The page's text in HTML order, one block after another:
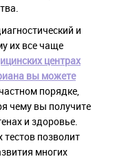
и
их все чаще
центрах
вы можете
порядке,
чему вы получите
и здоровье.
тестов позволит
многих